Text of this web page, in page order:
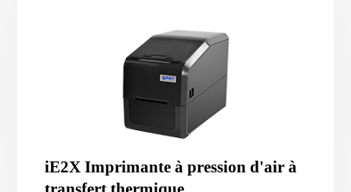
iE2X Imprimante à pression d'air à